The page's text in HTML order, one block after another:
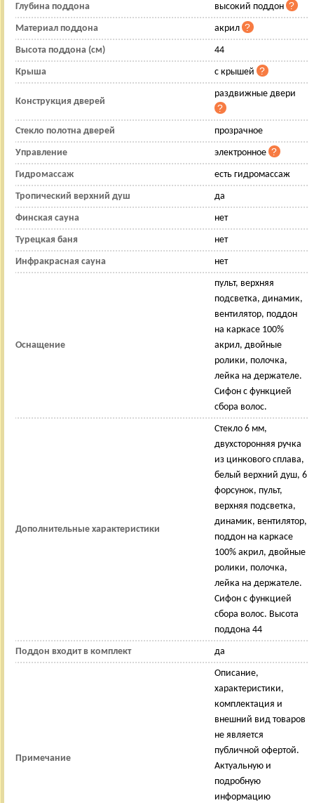
Глубина поддона высокий поддон
Материал поддона акрил
Высота поддона (см) 44
Крыша с крышей
Конструкция дверей
раздвижные двери
Стекло полотна дверей прозрачное
Управление электронное
Гидромассаж есть гидромассаж
Тропический верхний душ да
Финская сауна нет
Турецкая баня нет
Инфракрасная сауна нет
Оснащение
пульт, верхняя
подсветка, динамик,
вентилятор, поддон
на каркасе 100%
акрил, двойные
ролики, полочка,
лейка на держателе.
Сифон с функцией
сбора волос.
Дополнительные характеристики
Стекло 6 мм,
двухсторонняя ручка
из цинкового сплава,
белый верхний душ, 6
форсунок, пульт,
верхняя подсветка,
динамик, вентилятор,
поддон на каркасе
100% акрил, двойные
ролики, полочка,
лейка на держателе.
Сифон с функцией
сбора волос. Высота
поддона 44
Поддон входит в комплект да
Примечание
Описание,
характеристики,
комплектация и
внешний вид товаров
не является
публичной офертой.
Актуальную и
подробную
информацию